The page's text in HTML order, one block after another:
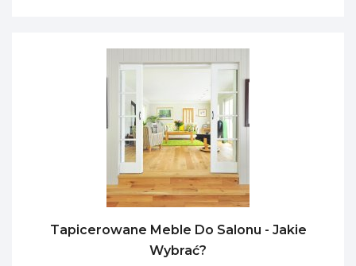
Tapicerowane Meble Do Salonu - Jakie
Wybrać?